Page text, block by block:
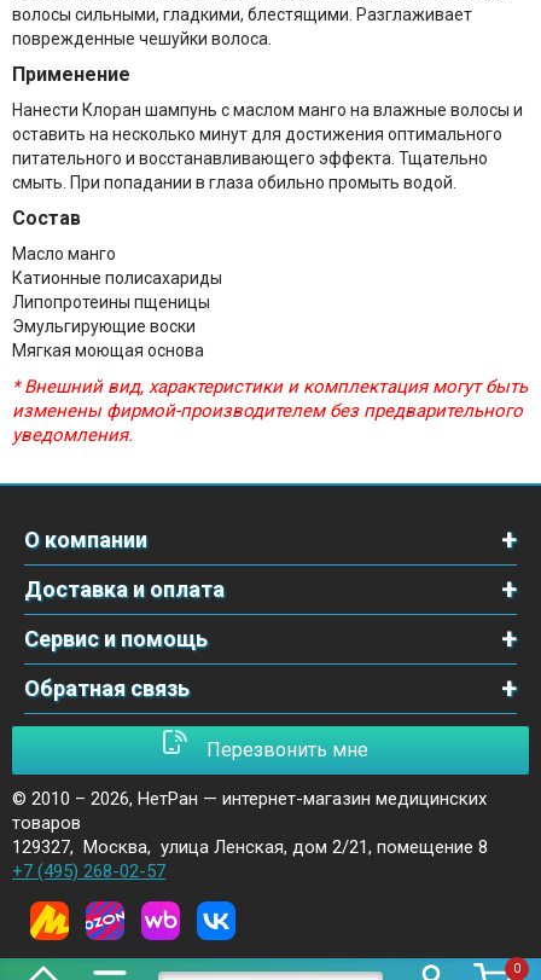
0
волосы сильными, гладкими, блестящими. Разглаживает
поврежденные чешуйки волоса.
Применение
Нанести Клоран шампунь с маслом манго на влажные волосы и
оставить на несколько минут для достижения оптимального
питательного и восстанавливающего эффекта. Тщательно
смыть. При попадании в глаза обильно промыть водой.
Состав
Масло манго
Катионные полисахариды
Липопротеины пщеницы
Эмульгирующие воски
Мягкая моющая основа
* Внешний вид, характеристики и комплектация могут быть
изменены фирмой-производителем без предварительного
уведомления.
О компании
Доставка и оплата
Сервис и помощь
Обратная связь
Перезвонить мне
© 2010 – 2026, НетРан — интернет-магазин медицинских
товаров
129327, Москва, улица Ленская, дом 2/21, помещение 8
+7 (495) 268-02-57